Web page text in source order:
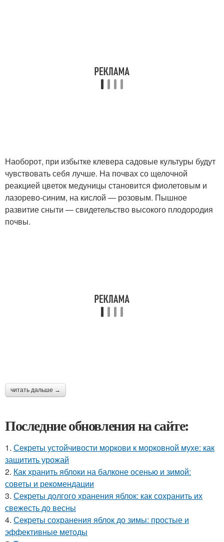
Наоборот, при избытке клевера садовые культуры будут
чувствовать себя лучше. На почвах со щелочной
реакцией цветок медуницы становится фиолетовым и
лазорево-синим, на кислой — розовым. Пышное
развитие сныти — свидетельство высокого плодородия
почвы.
читать дальше →
Последние обновления на сайте:
1. Секреты устойчивости моркови к морковной мухе: как
защитить урожай
2. Как хранить яблоки на балконе осенью и зимой:
советы и рекомендации
3. Секреты долгого хранения яблок: как сохранить их
свежесть до весны
4. Секреты сохранения яблок до зимы: простые и
эффективные методы